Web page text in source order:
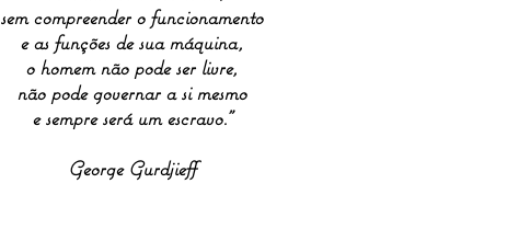
sem compreender o funcionamento
e as funções de sua máquina,
o homem não pode ser livre,
não pode governar a si mesmo
e sempre será um escravo."
George Gurdjieff